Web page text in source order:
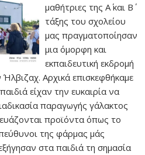
μαθήτριες της Α΄ και Β΄
τάξης του σχολείου
μας πραγματοποίησαν
μια όμορφη και
εκπαιδευτική εκδρομή
Αρχικά επισκεφθήκαμε
είχαν την ευκαιρία να
παραγωγής γάλακτος
προϊόντα όπως το
της φάρμας μάς
στα παιδιά τη σημασία